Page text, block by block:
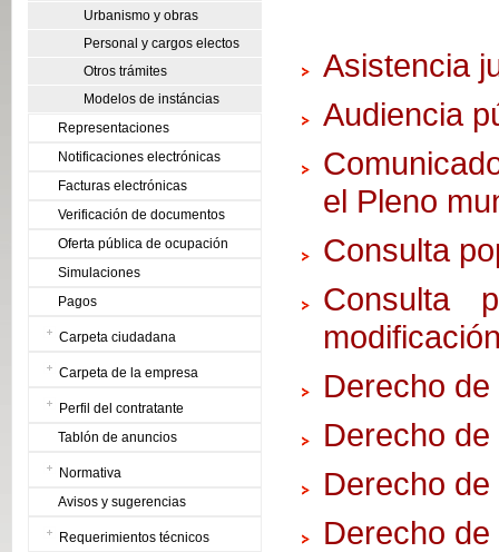
Urbanismo y obras
Personal y cargos electos
Otros trámites
Modelos de instáncias
Representaciones
Notificaciones electrónicas
Facturas electrónicas
Verificación de documentos
Oferta pública de ocupación
Simulaciones
Pagos
Carpeta ciudadana
Carpeta de la empresa
Perfil del contratante
Tablón de anuncios
Normativa
Avisos y sugerencias
Requerimientos técnicos
Asistencia
Audiencia
el Pleno
Consulta
Consulta
Derecho
Derecho
Derecho
Derecho